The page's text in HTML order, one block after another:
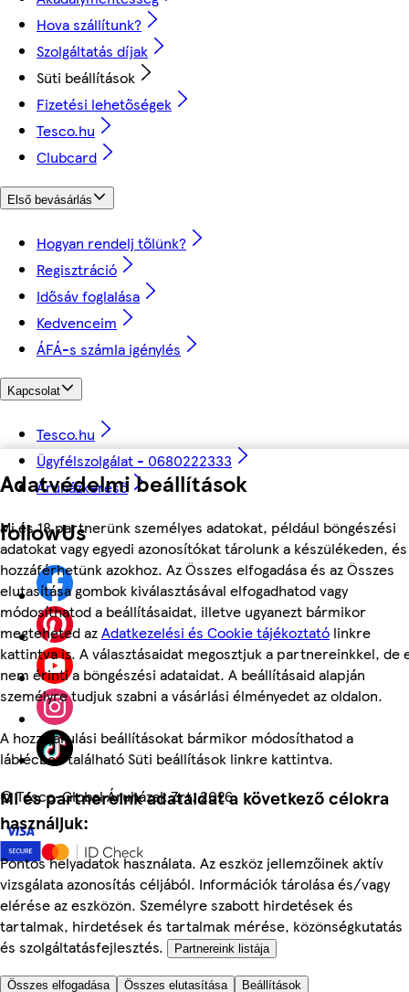
Adatvédelmi beállítások
Mi és 18 partnerünk személyes adatokat, például böngészési
adatokat vagy egyedi azonosítókat tárolunk a készülékeden, és
hozzáférhetünk azokhoz. Az Összes elfogadása és az Összes
elutasítása gombok kiválasztásával elfogadhatod vagy
módosíthatod a beállításaidat, illetve ugyanezt bármikor
megteheted azAdatkezelési és Cookie tájékoztató linkre
kattintva is. A választásaidat megosztjuk a partnereinkkel, de
nem érinti a böngészési adataidat. A beállításaid alapján
személyre tudjuk szabni a vásárlási élményedet az oldalon.
A hozzájárulási beállításokat bármikor módosíthatod a
láblécben található Süti beállítások linkre kattintva.
Mi és partnereink adataidat a következő célokra
használjuk:
Pontos helyadatok használata. Az eszköz jellemzőinek aktív
vizsgálata azonosítás céljából. Információk tárolása és/vagy
elérése az eszközön. Személyre szabott hirdetések és
tartalmak, hirdetések és tartalmak mérése, közönségkutatás
és szolgáltatásfejlesztés.
Partnereink listája
Összes elfogadása Összes elutasítása Beállítások
Hova szállítunk?
Szolgáltatás díjak
Süti beállítások
Fizetési lehetőségek
Tesco.hu
Clubcard
Első bevásárlás
Hogyan rendelj tőlünk?
Regisztráció
Idősáv foglalása
Kedvenceim
ÁFÁ-s számla igénylés
Kapcsolat
Tesco.hu
Ügyfélszolgálat - 0680222333
Áruházkereső
followUs
©Tesco-Global Áruházak Zrt. 2026